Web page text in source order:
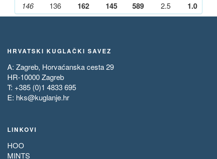
146 136 162 145 589 2.5 1.0
HRVATSKI KUGLAČKI SAVEZ
A: Zagreb, Horvaćanska cesta 29
HR-10000 Zagreb
T: +385 (0)1 4833 695
E: hks@kuglanje.hr
LINKOVI
HOO
MINTS